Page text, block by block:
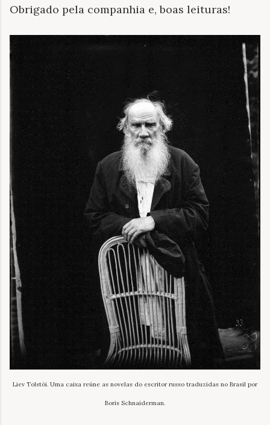
Obrigado pela companhia e, boas leituras!
Liev Tolstói. Uma caixa reúne as novelas do escritor russo traduzidas no Brasil por
Boris Schnaiderman.